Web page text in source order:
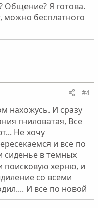
Общение? Я готова.
можно бесплатного
#4
нахожусь. И сразу
гниловатая, Все
Не хочу
и все по
сиденье в темных
поисковую херню, и
со всеми
И все по новой